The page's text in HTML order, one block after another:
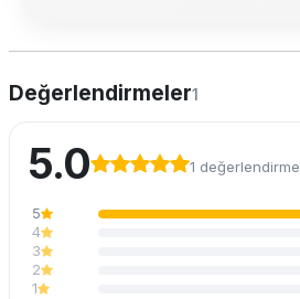
Değerlendirmeler1
5.0 1 değerlendirme
5
4
3
2
1